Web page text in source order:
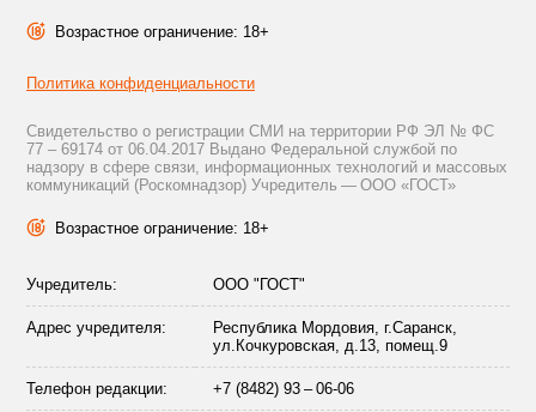
Возрастное ограничение: 18+
Политика конфиденциальности
Свидетельство о регистрации СМИ на территории РФ ЭЛ № ФС
77 – 69174 от 06.04.2017 Выдано Федеральной службой по
надзору в сфере связи, информационных технологий и массовых
коммуникаций (Роскомнадзор) Учредитель — ООО «ГОСТ»
Возрастное ограничение: 18+
Учредитель: ООО "ГОСТ"
Адрес учредителя:
Республика Мордовия, г.Саранск,
ул.Кочкуровская, д.13, помещ.9
Телефон редакции: +7 (8482) 93 – 06-06